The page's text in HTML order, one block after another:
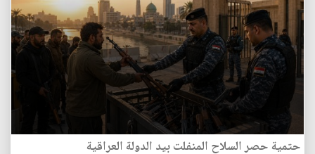
حتمية حصر السلاح المنفلت بيد الدولة العراقية